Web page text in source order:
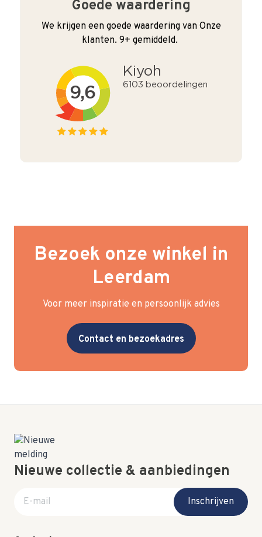
Goede waardering
We krijgen een goede waardering van Onze
klanten. 9+ gemiddeld.
Bezoek onze winkel in
Leerdam
Voor meer inspiratie en persoonlijk advies
Contact en bezoekadres
Nieuwe collectie & aanbiedingen
E-mail adres
Inschrijven